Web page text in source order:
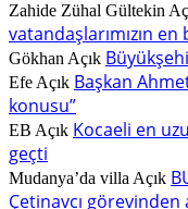
Zahide Zühal Gültekin
vatandaşlarımızın
Gökhan Açık
Efe Açık Başkan
konusu”
EB Açık Kocaeli en
geçti
Mudanya’da villa Açık
Çetinavcı görevinden